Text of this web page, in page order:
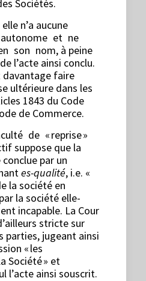
Sociétés.
n’a aucune
autonome et ne
son nom, à peine
l’acte ainsi conclu.
davantage faire
ultérieure dans les
1843 du Code
de Commerce.
de « reprise »
suppose que la
par un
es-qualité, i.e. «
la société en
la société elle-
incapable. La Cour
stricte sur
parties, jugeant ainsi
« les
Société » et
l’acte ainsi souscrit.